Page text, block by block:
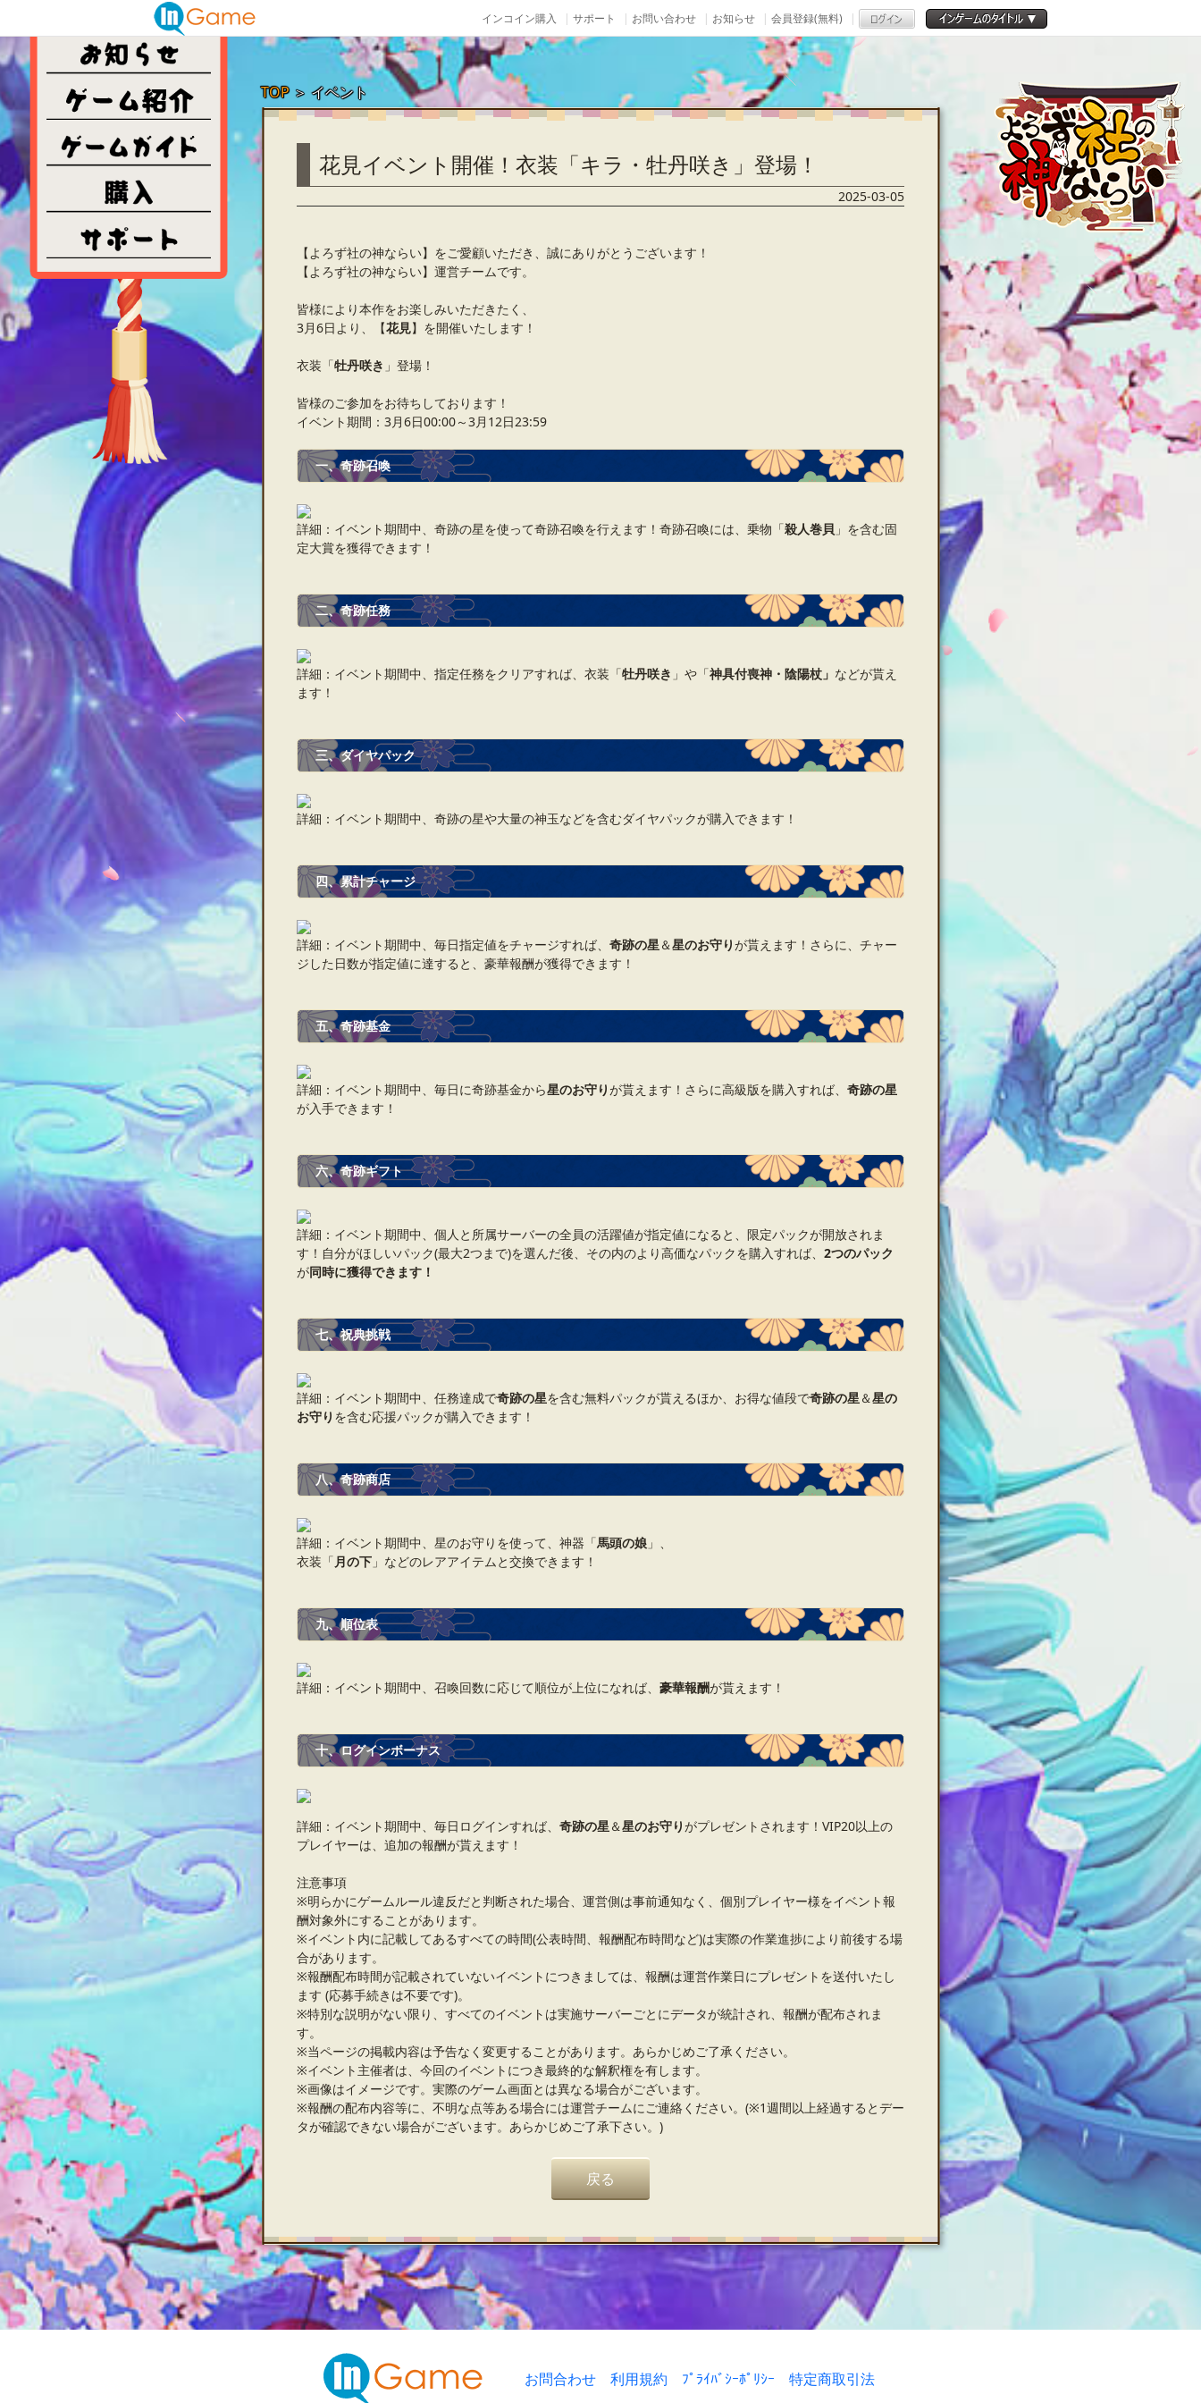
インコイン購入 サポート お問い合わせ お知らせ 会員登録(無料)
TOP＞ イベント
花見イベント開催！衣装「キラ・牡丹咲き」登場！
2025-03-05
【よろず社の神ならい】をご愛顧いただき、誠にありがとうございます！
【よろず社の神ならい】運営チームです。
皆様により本作をお楽しみいただきたく、
3月6日より、【花見】を開催いたします！
衣装「牡丹咲き 」登場！
皆様のご参加をお待ちしております！
イベント期間：3月6日00:00～3月12日23:59
一、奇跡召喚
詳細：イベント期間中、奇跡の星を使って奇跡召喚を行えます！奇跡召喚には、乗物「殺人巻貝 」を含む固
定大賞を獲得できます！
二、奇跡任務
詳細：イベント期間中、指定任務をクリアすれば、衣装「牡丹咲き 」や「神具付喪神・陰陽杖」 などが貰え
ます！
三、ダイヤパック
詳細：イベント期間中、奇跡の星や大量の神玉などを含むダイヤパックが購入できます！
四、累計チャージ
詳細：イベント期間中、毎日指定値をチャージすれば、 奇跡の星＆星のお守りが貰えます！さらに、チャー
ジした日数が指定値に達すると、豪華報酬が獲得できます！
五、奇跡基金
詳細：イベント期間中、毎日に奇跡基金から星のお守りが貰えます！さらに高級版を購入すれば、 奇跡の星
が入手できます！
六、奇跡ギフト
詳細：イベント期間中、個人と所属サーバーの全員の活躍値が指定値になると、限定パックが開放されま
す！自分がほしいパック(最大2つまで)を選んだ後、その内のより高価なパックを購入すれば、 2つのパック
が同時に獲得できます！
七、祝典挑戦
詳細：イベント期間中、任務達成で奇跡の星を含む無料パックが貰えるほか、お得な値段で奇跡の星＆星の
お守り を含む応援パックが購入できます！
八、奇跡商店
詳細：イベント期間中、星のお守りを使って、神器「馬頭の娘 」、
衣装「月の下 」などのレアアイテムと交換できます！
九、順位表
詳細：イベント期間中、召喚回数に応じて順位が上位になれば、 豪華報酬が貰えます！
十、ログインボーナス
詳細：イベント期間中、毎日ログインすれば、 奇跡の星＆星のお守りがプレゼントされます！VIP20以上の
プレイヤーは、追加の報酬が貰えます！
注意事項
※明らかにゲームルール違反だと判断された場合、運営側は事前通知なく、個別プレイヤー様をイベント報
酬対象外にすることがあります。
※イベント内に記載してあるすべての時間(公表時間、報酬配布時間など)は実際の作業進捗により前後する場
合があります。
※報酬配布時間が記載されていないイベントにつきましては、報酬は運営作業日にプレゼントを送付いたし
ます (応募手続きは不要です)。
※特別な説明がない限り、すべてのイベントは実施サーバーごとにデータが統計され、報酬が配布されま
す。
※当ページの掲載内容は予告なく変更することがあります。あらかじめご了承ください。
※イベント主催者は、今回のイベントにつき最終的な解釈権を有します。
※画像はイメージです。実際のゲーム画面とは異なる場合がございます。
※報酬の配布内容等に、不明な点等ある場合には運営チームにご連絡ください。(※1週間以上経過するとデー
タが確認できない場合がございます。あらかじめご了承下さい。)
戻る
お問合わせ 利用規約 ﾌﾟﾗｲﾊﾞｼｰﾎﾟﾘｼｰ 特定商取引法